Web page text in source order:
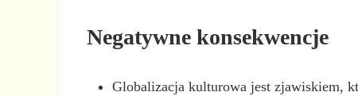
Negatywne konsekwencje
Globalizacja kulturowa jest zjawiskiem,